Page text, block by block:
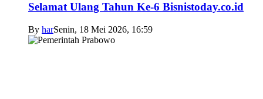
Selamat Ulang Tahun Ke-6 Bisnistoday.co.id
By harSenin, 18 Mei 2026, 16:59